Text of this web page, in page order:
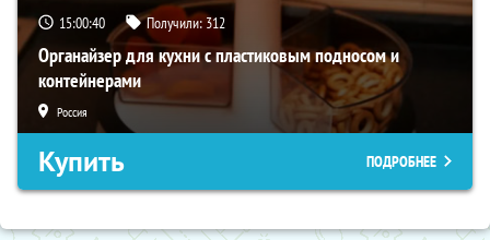
15:00:39 Получили: 312
Органайзер для кухни с пластиковым подносом и
контейнерами
Россия
Купить ПОДРОБНЕЕ